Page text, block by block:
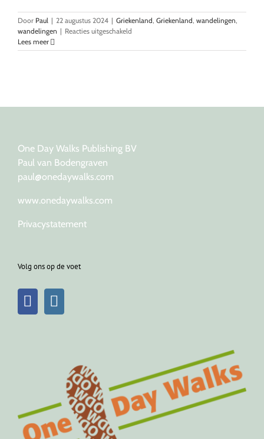
Door Paul | 22 augustus 2024 | Griekenland, Griekenland, wandelingen,
wandelingen | Reacties uitgeschakeld
De
in
Lees meer
One Day Walks Publishing BV
Paul van Bodengraven
paul@onedaywalks.com
www.onedaywalks.com
Privacystatement
Volg ons op de voet